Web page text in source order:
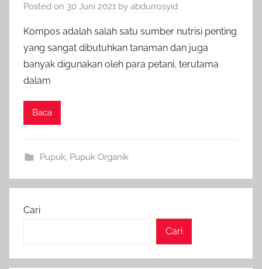
Posted on 30 Juni 2021 by abdurrosyid
Kompos adalah salah satu sumber nutrisi penting
yang sangat dibutuhkan tanaman dan juga
banyak digunakan oleh para petani, terutama
dalam
Baca
Pupuk, Pupuk Organik
Cari
Cari